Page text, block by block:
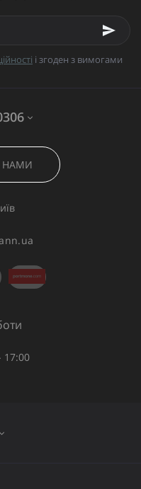
і згоден з вимогами
НАМИ
17:00